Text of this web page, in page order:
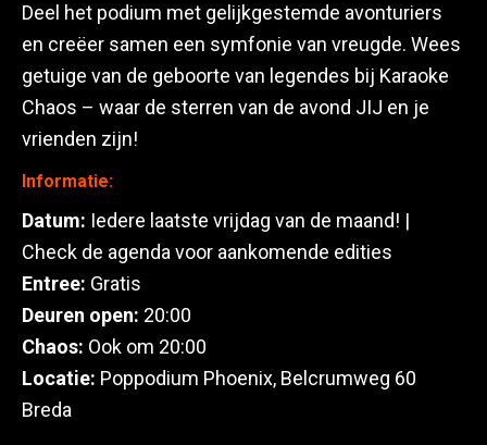
Deel het podium met gelijkgestemde avonturiers
en creëer samen een symfonie van vreugde. Wees
getuige van de geboorte van legendes bij Karaoke
Chaos – waar de sterren van de avond JIJ en je
vrienden zijn!
Informatie:
Datum: Iedere laatste vrijdag van de maand! |
Check de agenda voor aankomende edities
Entree: Gratis
Deuren open: 20:00
Chaos: Ook om 20:00
Locatie: Poppodium Phoenix, Belcrumweg 60
Breda